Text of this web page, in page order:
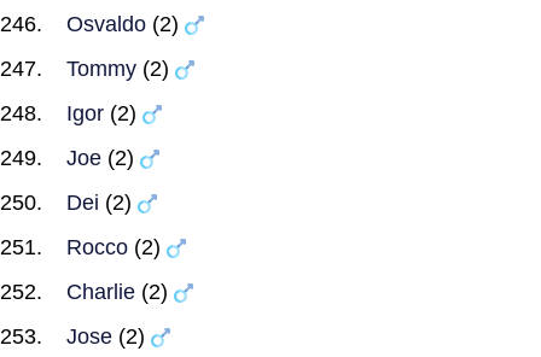
Osvaldo (2)
Tommy (2)
Igor (2)
Joe (2)
Dei (2)
Rocco (2)
Charlie (2)
Jose (2)